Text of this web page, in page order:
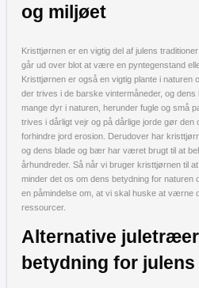
og miljøet
Kristtjørnen er en vigtig del af julens
går ud over blot at være en pyntegenstand
Kristtjørnen er også en vigtig plante i naturen
der trives i de barske vintermåneder, og
mange dyr i naturen, herunder fugle og små
trives i dårligt vejr og på dårlige jorde gør den
forhindre jord erosion. Derudover har
og dens blade og bær har været brugt til at
århundreder. Så når vi bruger kristtjørnen til
minder det os om dens betydning for naturen
en påmindelse om, at vi skal huske at værne
ressourcer.
Alternative
betydning for